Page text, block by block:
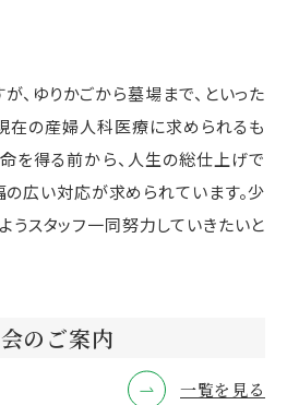
、ゆりかごから墓場まで、といった
在の産婦人科医療に求められるも
を得る前から、人生の総仕上げで
の広い対応が求められています。少
うスタッフ一同努力していきたいと
のご案内
一覧を見る